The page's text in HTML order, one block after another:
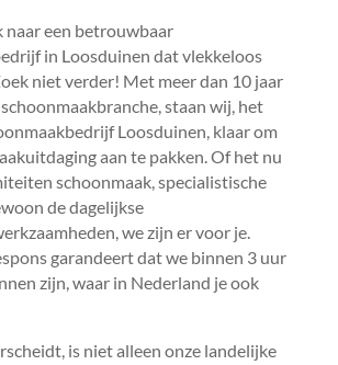
naar een betrouwbaar
in Loosduinen dat vlekkeloos
niet verder! Met meer dan 10 jaar
staan wij, het
Loosduinen, klaar om
aan te pakken.​ Of het nu
schoonmaak, specialistische
de dagelijkse
we zijn er voor je.​
garandeert dat we binnen 3 uur
zijn, waar in Nederland je ook
is niet alleen onze landelijke